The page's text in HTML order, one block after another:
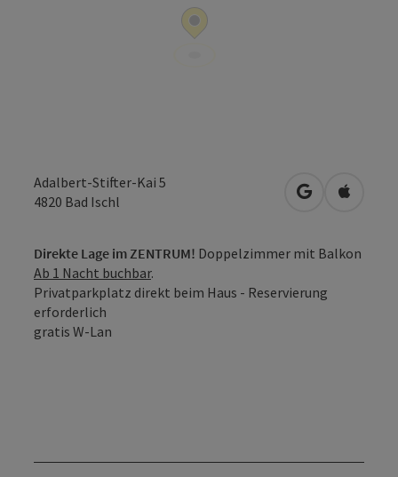
Adalbert-Stifter-Kai 5
4820 Bad Ischl in Google
in
Direkte Lage im ZENTRUM! Doppelzimmer mit Balkon
Ab 1 Nacht buchbar.
Privatparkplatz direkt beim Haus - Reservierung
erforderlich
gratis W-Lan